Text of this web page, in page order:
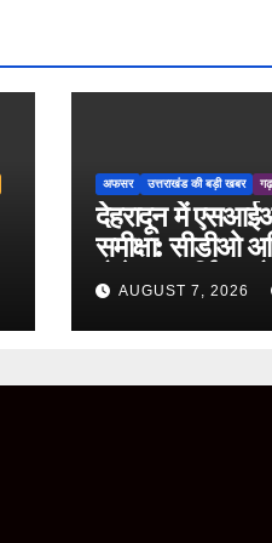
अफसर उत्तराखंड की बड़ी खबर
देहरादून में
समीक्षा: सीडीओ
बोले- पारदर्शिता
साथ पूरा करें
पुनरीक्षण कार्य
AUGUST 7, 2026